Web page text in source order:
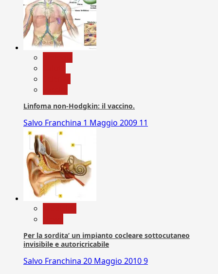
Linfoma non-Hodgkin: il vaccino.
Salvo Franchina 1 Maggio 2009 11
Per la sordita’ un impianto cocleare sottocutaneo
invisibile e autoricricabile
Salvo Franchina 20 Maggio 20109